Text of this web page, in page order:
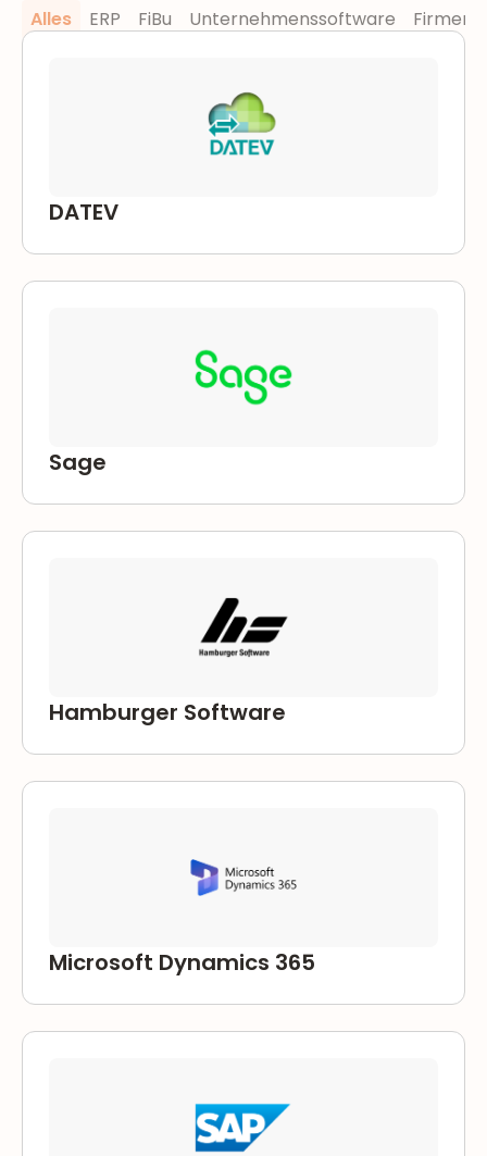
Intégrations – Type
Alles ERP FiBu Unternehmenssoftware
DATEV
DATEV
Sage
Sage
Hamburger Software
Hamburger Software
Microsoft Dynamics 365
Microsoft Dynamics 365
SAP